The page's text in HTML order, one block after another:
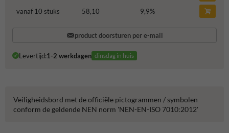
vanaf 10 stuks
58,10 9,9%
product doorsturen per e-mail
Levertijd:1-2 werkdagen dinsdag in huis
Veiligheidsbord met de officiële pictogrammen / symbolen
conform de geldende NEN norm 'NEN-EN-ISO 7010:2012'